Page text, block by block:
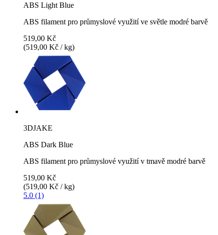
ABS Light Blue
ABS filament pro průmyslové využití ve světle modré barvě
519,00 Kč
(519,00 Kč / kg)
3DJAKE
ABS Dark Blue
ABS filament pro průmyslové využití v tmavě modré barvě
519,00 Kč
(519,00 Kč / kg)
5.0 (1)